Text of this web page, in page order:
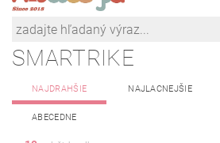
SMARTRIKE
NAJDRAHŠIE NAJLACNEJŠIE
ABECEDNE